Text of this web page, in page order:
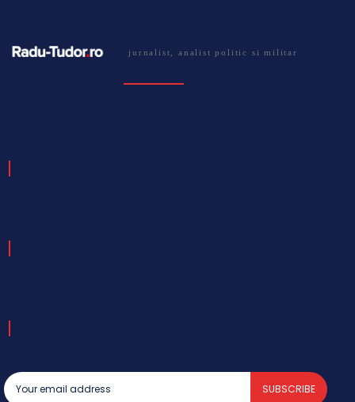
jurnalist, analist politic si militar
SUBSCRIBE